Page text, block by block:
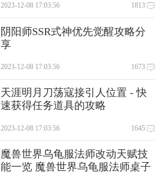
2023-12-08 17:03:56 1813
阴阳师SSR式神优先觉醒攻略分
享
2023-12-08 17:03:56 1673
天涯明月刀荡寇接引人位置 - 快
速获得任务道具的攻略
2023-12-08 17:03:56 1645
魔兽世界乌龟服法师改动天赋技
能一览 魔兽世界乌龟服法师桌子